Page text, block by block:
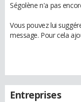
Ségolène n'a pas
Vous pouvez lui
message. Pour cela
Entreprises